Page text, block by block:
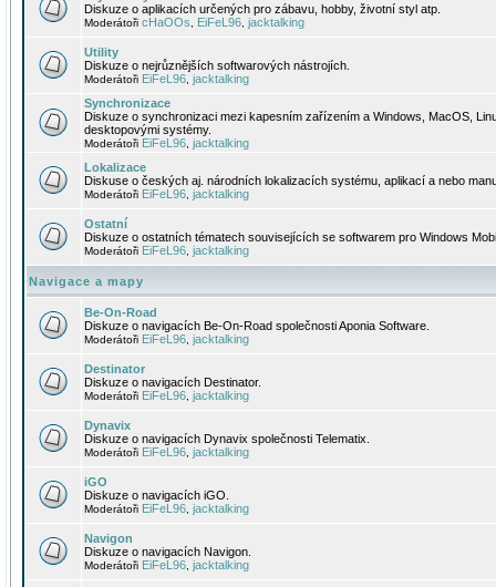
Diskuze o aplikacích určených pro zábavu, hobby, životní styl atp.
Moderátoři cHaOOs EiFeL96 jacktalking
Utility
Diskuze o nejrůznějších softwarových nástrojích.
Moderátoři EiFeL96 jacktalking
Synchronizace
Diskuze o synchronizaci mezi kapesním zařízením a Windows, MacOS,
desktopovými systémy.
Moderátoři EiFeL96 jacktalking
Lokalizace
Diskuse o českých aj. národních lokalizacích systému, aplikací a nebo
Moderátoři EiFeL96 jacktalking
Ostatní
Diskuze o ostatních tématech souvisejících se softwarem pro Windows
Moderátoři EiFeL96 jacktalking
Navigace a mapy
Be-On-Road
Diskuze o navigacích Be-On-Road společnosti Aponia Software.
Moderátoři EiFeL96 jacktalking
Destinator
Diskuze o navigacích Destinator.
Moderátoři EiFeL96 jacktalking
Dynavix
Diskuze o navigacích Dynavix společnosti Telematix.
Moderátoři EiFeL96 jacktalking
iGO
Diskuze o navigacích iGO.
Moderátoři EiFeL96 jacktalking
Navigon
Diskuze o navigacích Navigon.
Moderátoři EiFeL96 jacktalking